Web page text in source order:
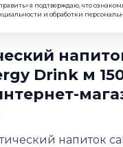
я подтверждаю, что
и обработки
Drink м
напиток